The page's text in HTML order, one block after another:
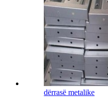
dërrasë metalike